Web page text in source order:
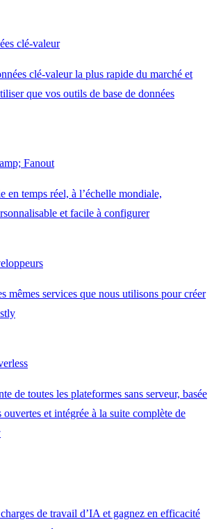
clé-valeur
clé-valeur la plus rapide du marché et
que vos outils de base de données
Fanout
en temps réel, à l’échelle mondiale,
et facile à configurer
mêmes services que nous utilisons pour créer
de toutes les plateformes sans serveur, basée
ouvertes et intégrée à la suite complète de
de travail d’IA et gagnez en efficacité